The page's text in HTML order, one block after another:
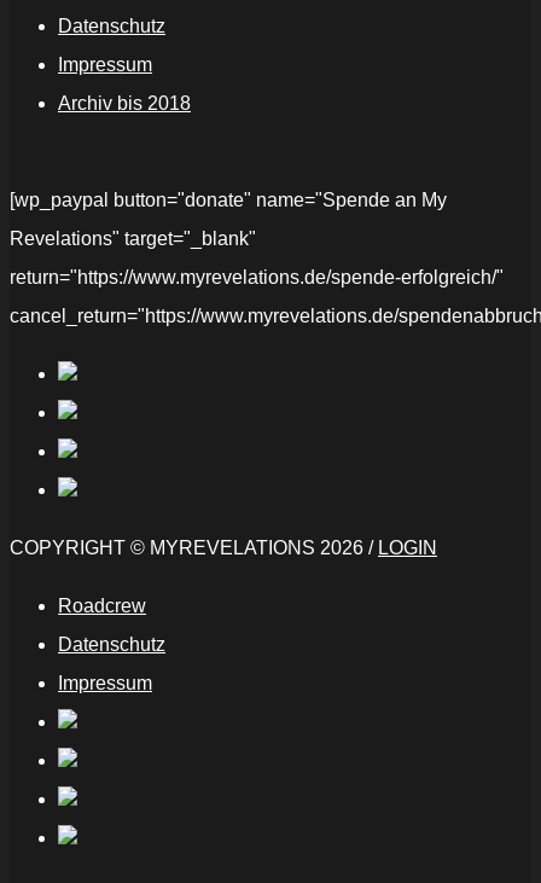
Datenschutz
Impressum
Archiv bis 2018
[wp_paypal button="donate" name="Spende an My
Revelations" target="_blank"
return="https://www.myrevelations.de/spende-erfolgreich/"
cancel_return="https://www.myrevelations.de/
COPYRIGHT © MYREVELATIONS 2026 / LOGIN
Roadcrew
Datenschutz
Impressum